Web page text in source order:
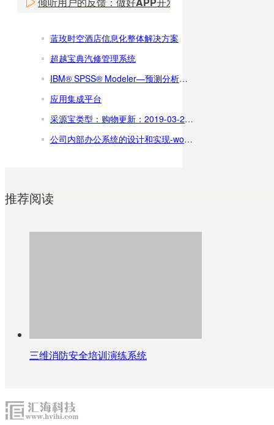
蓝玫时空酒店信息化整体解决方案
超越宝典汽修管理系统
IBM® SPSS® Modeler—预测分析软件
应用集成平台
采源宝类型：购物更新：2019-03-21下载次数：1000万+系统：Android，iOS开发商：阿里巴巴（中国）网络技术有限公司(官网)手机扫二维下载安卓版下载苹果版下载app介绍app截图文件下
公司内部办公系统的设计和实现-word全文下载
推荐阅读
三维消防安全培训演练系统